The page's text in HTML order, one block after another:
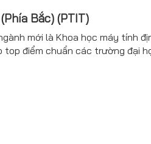
Bắc) (PTIT)
mới là Khoa học máy tính
điểm chuẩn các trường đại